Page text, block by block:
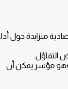
متزايدة حول
التفاؤل.
مؤشر يمكن أن